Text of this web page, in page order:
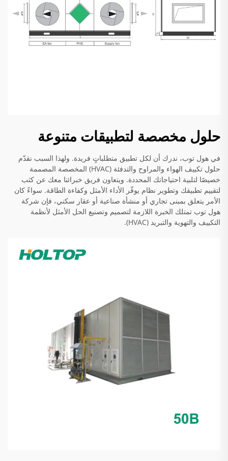
حلول مخصصة لتطبيقات متنوعة
في هول توب، ندرك أن لكل تطبيق متطلباتٍ فريدة. ولهذا السبب نقدّم
حلول تكييف الهواء والمراوح والتدفئة (HVAC) المخصصة المصممة
خصيصًا لتلبية احتياجاتك المحددة. ويتعاون فريق خبرائنا معك عن كثب
لتقييم تطبيقك وتطوير نظام يوفّر الأداء الأمثل وكفاءة الطاقة. سواءً كان
الأمر يتعلق بمبنى تجاري أو منشأة صناعية أو عقار سكني، فإن شركة
هول توب تمتلك الخبرة اللازمة لتصميم وتصنيع الحل الأمثل لأنظمة
التكييف والتهوية والتبريد (HVAC).